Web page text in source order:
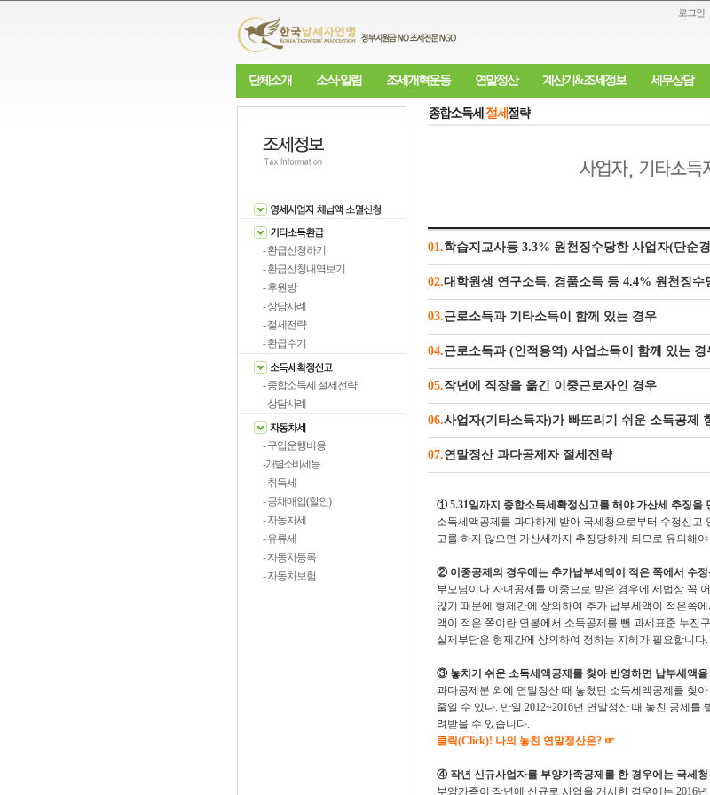
로그인
단체소개 소식·알림 조세개혁운동 연말정산 계산기&조세정보 세무상담
- 환급신청하기
- 환급신청내역보기
- 후원방
- 상담사례
- 절세전략
- 환급수기
- 종합소득세 절세전략
- 상담사례
- 구입운행비용
- 개별소비세 등
- 취득세
- 공채매입(할인)
- 자동차세
- 유류세
- 자동차등록
- 자동차보험
01.학습지교사등 3.3% 원천징수당한 사업자(단순
02.대학원생 연구소득, 경품소득 등 4.4% 원천징수
03.근로소득과 기타소득이 함께 있는 경우
04.근로소득과 (인적용역) 사업소득이 함께 있는 경
05.작년에 직장을 옮긴 이중근로자인 경우
06.사업자(기타소득자)가 빠뜨리기 쉬운 소득공제
07.연말정산 과다공제자 절세전략
① 5.31일까지 종합소득세확정신고를 해야 가산세 추징을
소득세액공제를 과다하게 받아 국세청으로부터 수정신고
고를 하지 않으면 가산세까지 추징당하게 되므로 유의해야
② 이중공제의 경우에는 추가납부세액이 적은 쪽에서 수
부모님이나 자녀공제를 이중으로 받은 경우에 세법상 꼭
않기 때문에 형제간에 상의하여 추가 납부세액이 적은쪽
액이 적은 쪽이란 연봉에서 소득공제를 뺀 과세표준 누진
실제부담은 형제간에 상의하여 정하는 지혜가 필요합니다.
③ 놓치기 쉬운 소득세액공제를 찾아 반영하면 납부세액
과다공제분 외에 연말정산 때 놓쳤던 소득세액공제를 찾
줄일 수 있다. 만일 2012~2016년 연말정산 때 놓친 공제
려받을 수 있습니다.
클릭(Click)! 나의 놓친 연말정산은? ☞
④ 작년 신규사업자를 부양가족공제를 한 경우에는 국세
부양가족이 작년에 신규로 사업을 개시한 경우에는 2016